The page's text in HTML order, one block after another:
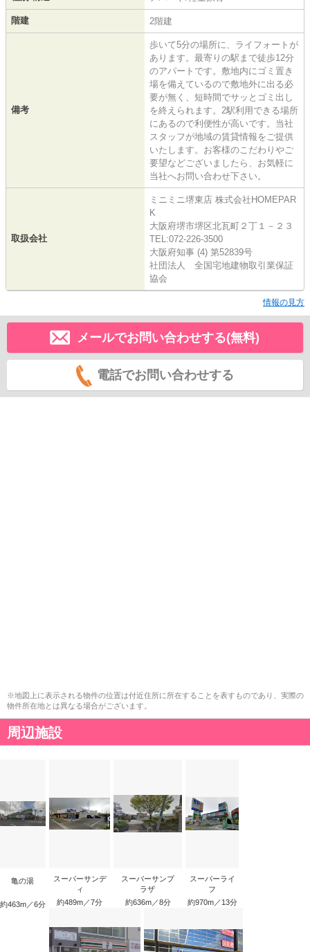
階建 2階建
備考
歩いて5分の場所に、ライフォートが
あります。最寄りの駅まで徒歩12分
のアパートです。敷地内にゴミ置き
場を備えているので敷地外に出る必
要が無く、短時間でサッとゴミ出し
を終えられます。2駅利用できる場所
にあるので利便性が高いです。当社
スタッフが地域の賃貸情報をご提供
いたします。お客様のこだわりやご
要望などございましたら、お気軽に
当社へお問い合わせ下さい。
取扱会社
ミニミニ堺東店 株式会社HOMEPAR
K
大阪府堺市堺区北瓦町２丁１－２３
TEL:072-226-3500
大阪府知事 (4) 第52839号
社団法人 全国宅地建物取引業保証
協会
情報の見方
メールでお問い合わせする(無料)
電話でお問い合わせする
※地図上に表示される物件の位置は付近住所に所在することを表すものであり、実際の
物件所在地とは異なる場合がございます。
周辺施設
亀の湯
約463m／6分
スーパーサンデ
ィ
約489m／7分
スーパーサンプ
ラザ
約636m／8分
スーパーライ
フ
約970m／13分